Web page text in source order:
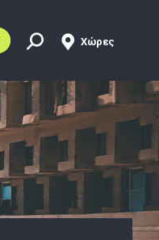
Search: Χώρες